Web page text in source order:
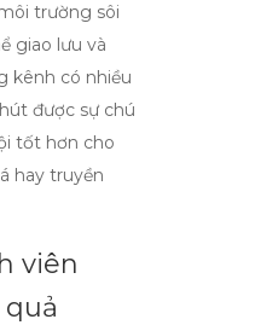
trường sôi
giao lưu và
kênh có nhiều
được sự chú
tốt hơn cho
hay truyền
viên